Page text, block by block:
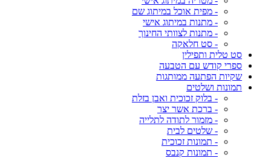
- מפית אוכל במיתוג שם
- מתנות במיתוג אישי
- מתנות לצוותי החינוך
- סט חלאקה
סט טלית ותפילין
ספרי קודש עם הטבעה
שקיות הפתעה ממותגות
תמונות ושלטים
- בלוק זכוכית ואבן בזלת
- ברכת אשר יצר
- מזמור לתודה לתלייה
- שלטים לבית
- תמונות זכוכית
- תמונות קנבס